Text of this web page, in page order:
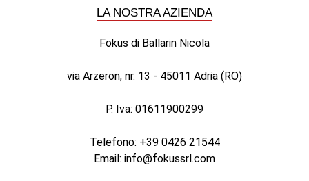
LA NOSTRA AZIENDA
Fokus di Ballarin Nicola
via Arzeron, nr. 13 - 45011 Adria (RO)
P. Iva: 01611900299
Telefono: +39 0426 21544
Email: info@fokussrl.com